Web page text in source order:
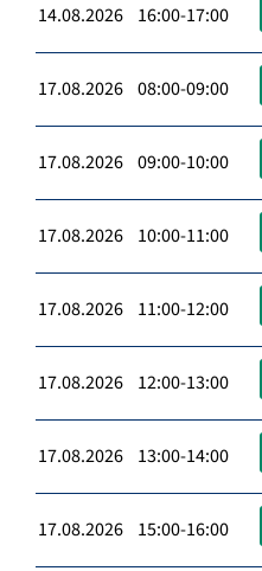
14.08.2026 16:00-17:00
17.08.2026 08:00-09:00
17.08.2026 09:00-10:00
17.08.2026 10:00-11:00
17.08.2026 11:00-12:00
17.08.2026 12:00-13:00
17.08.2026 13:00-14:00
17.08.2026 15:00-16:00